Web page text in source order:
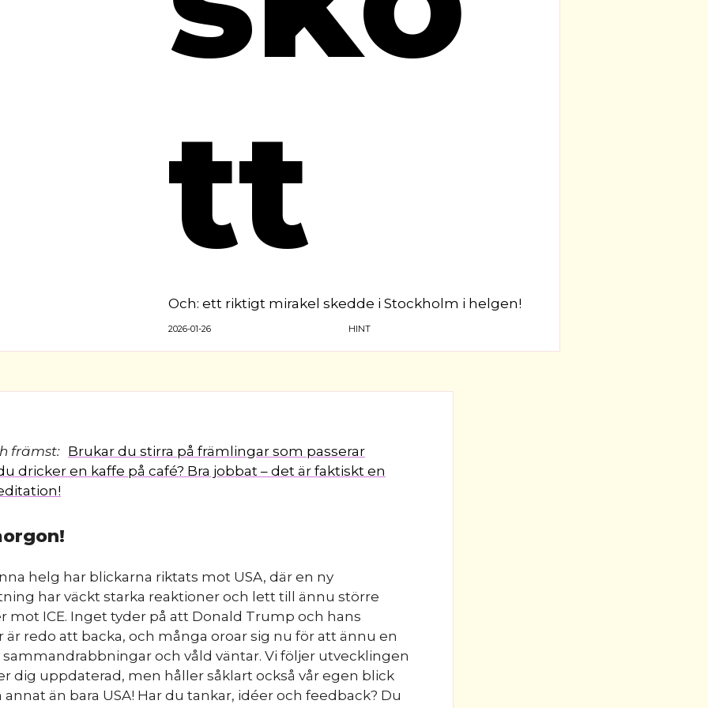
tt
Och: ett riktigt mirakel skedde i Stockholm i helgen!
2026-01-26 HINT
främst: Brukar du stirra på främlingar som passerar
dricker en kaffe på café? Bra jobbat – det är faktiskt en
helg har blickarna riktats mot USA, där en ny
har väckt starka reaktioner och lett till ännu större
mot ICE. Inget tyder på att Donald Trump och hans
är redo att backa, och många oroar sig nu för att ännu en
sammandrabbningar och våld väntar. Vi följer utvecklingen
dig uppdaterad, men håller såklart också vår egen blick
annat än bara USA! Har du tankar, idéer och feedback? Du